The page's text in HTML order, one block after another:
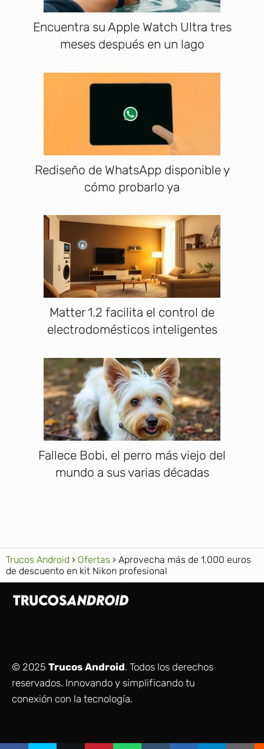
Encuentra su Apple Watch Ultra tres
meses después en un lago
Rediseño de WhatsApp disponible y
cómo probarlo ya
Matter 1.2 facilita el control de
electrodomésticos inteligentes
Fallece Bobi, el perro más viejo del
mundo a sus varias décadas
Trucos Android Ofertas
Aprovecha más de 1.000 euros
de descuento en kit Nikon profesional
© 2025 Trucos Android. Todos los derechos
reservados. Innovando y simplificando tu
conexión con la tecnología.